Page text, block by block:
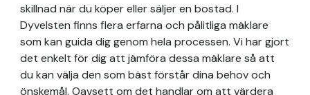
skillnad när du köper eller säljer en bostad. I
Dyvelsten finns flera erfarna och pålitliga mäklare
som kan guida dig genom hela processen. Vi har gjort
det enkelt för dig att jämföra dessa mäklare så att
du kan välja den som bäst förstår dina behov och
önskemål. Oavsett om det handlar om att värdera